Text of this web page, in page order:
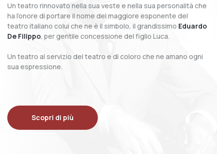
Un teatro rinnovato nella sua veste e nella sua personalità che
ha l’onore di portare il nome del maggiore esponente del
teatro italiano colui che ne è il simbolo, il grandissimo Eduardo
De Filippo, per gentile concessione del figlio Luca.
Un teatro al servizio del teatro e di coloro che ne amano ogni
sua espressione.
Scopri di più